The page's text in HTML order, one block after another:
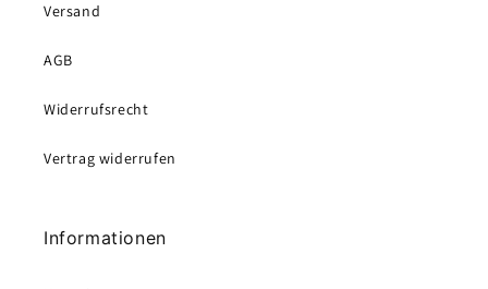
Versand
AGB
Widerrufsrecht
Vertrag widerrufen
Informationen